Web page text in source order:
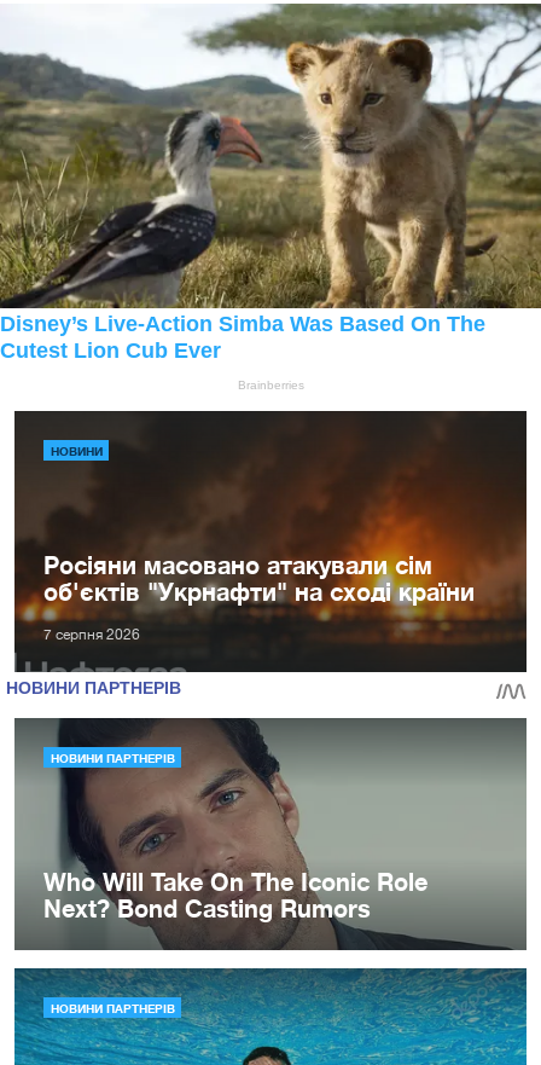
НОВИНИ
Росіяни масовано атакували сім
об'єктів "Укрнафти" на сході країни
7 серпня 2026